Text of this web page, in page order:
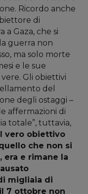
Ricordo anche
di
a Gaza, che si
guerra non
ma solo morte
e le sue
Gli obiettivi
del
degli ostaggi –
affermazioni di
totale”, tuttavia,
vero obiettivo
che non si
e rimane la
migliaia di
7 ottobre non